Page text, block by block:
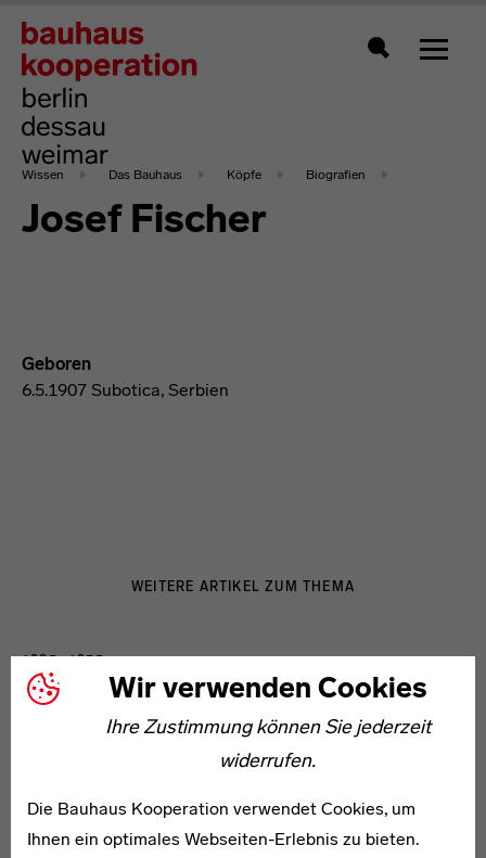
Wir verwenden Cookies
Ihre Zustimmung können Sie jederzeit
widerrufen.
Die Bauhaus Kooperation verwendet Cookies, um
Ihnen ein optimales Webseiten-Erlebnis zu bieten.
Zeigt
Wissen Das Bauhaus Köpfe Biografien
Josef Fischer
Geboren
6.5.1907 Subotica, Serbien
WEITERE ARTIKEL ZUM THEMA
Otto Dorfner
1885–1955